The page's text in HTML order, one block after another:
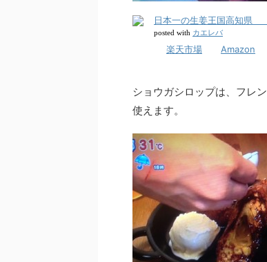
日本一の生姜王国高知県
posted with カエレバ
楽天市場 Amazon
ショウガシロップは、フレ
使えます。